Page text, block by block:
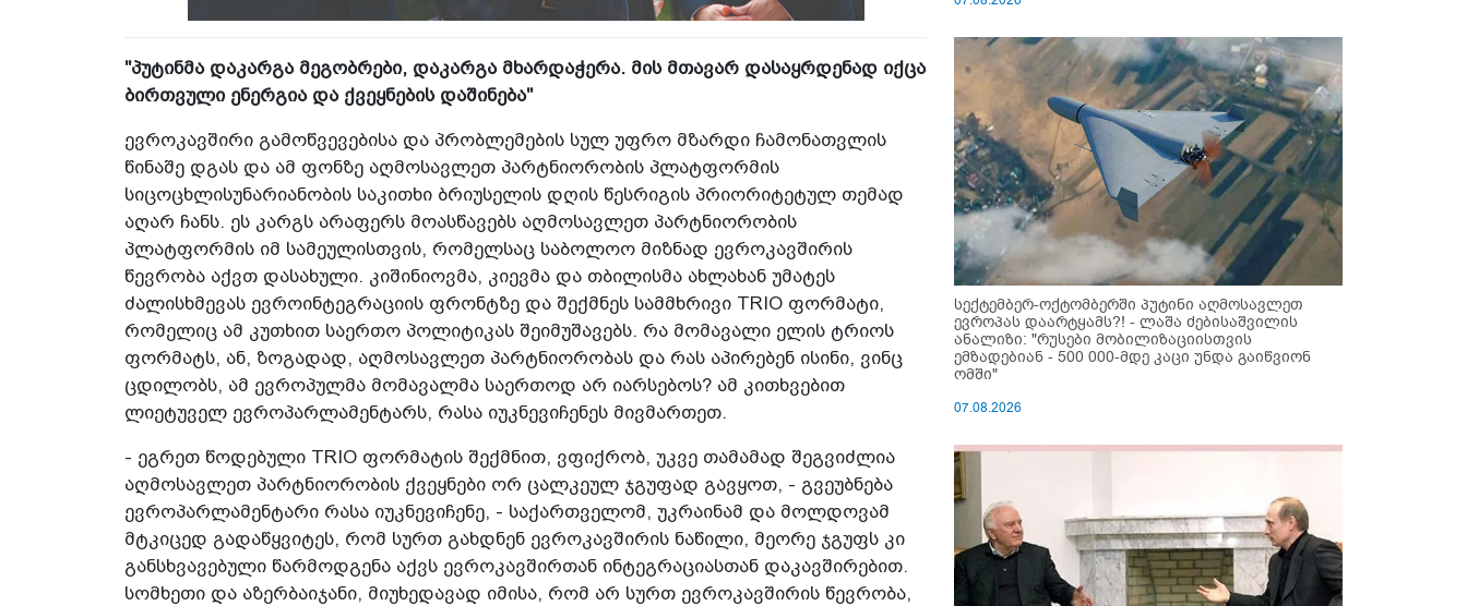
"პუტინმა დაკარგა მეგობრები, დაკარგა მხარდაჭერა. მის მთავარ დასაყრდენად იქცა
ბირთვული ენერგია და ქვეყნების დაშინება"
ევროკავშირი გამოწვევებისა და პრობლემების სულ უფრო მზარდი ჩამონათვლის
წინაშე დგას და ამ ფონზე აღმოსავლეთ პარტნიორობის პლატფორმის
სიცოცხლისუნარიანობის საკითხი ბრიუსელის დღის წესრიგის პრიორიტეტულ თემად
აღარ ჩანს. ეს კარგს არაფერს მოასწავებს აღმოსავლეთ პარტნიორობის
პლატფორმის იმ სამეულისთვის, რომელსაც საბოლოო მიზნად ევროკავშირის
წევრობა აქვთ დასახული. კიშინიოვმა, კიევმა და თბილისმა ახლახან უმატეს
ძალისხმევას ევროინტეგრაციის ფრონტზე და შექმნეს სამმხრივი TRIO ფორმატი,
რომელიც ამ კუთხით საერთო პოლიტიკას შეიმუშავებს. რა მომავალი ელის ტრიოს
ფორმატს, ან, ზოგადად, აღმოსავლეთ პარტნიორობას და რას აპირებენ ისინი, ვინც
ცდილობს, ამ ევროპულმა მომავალმა საერთოდ არ იარსებოს? ამ კითხვებით
ლიეტუველ ევროპარლამენტარს, რასა იუკნევიჩენეს მივმართეთ.
- ეგრეთ წოდებული TRIO ფორმატის შექმნით, ვფიქრობ, უკვე თამამად შეგვიძლია
აღმოსავლეთ პარტნიორობის ქვეყნები ორ ცალკეულ ჯგუფად გავყოთ, - გვეუბნება
ევროპარლამენტარი რასა იუკნევიჩენე, - საქართველომ, უკრაინამ და მოლდოვამ
მტკიცედ გადაწყვიტეს, რომ სურთ გახდნენ ევროკავშირის ნაწილი, მეორე ჯგუფს კი
განსხვავებული წარმოდგენა აქვს ევროკავშირთან ინტეგრაციასთან დაკავშირებით.
სომხეთი და აზერბაიჯანი, მიუხედავად იმისა, რომ არ სურთ ევროკავშირის წევრობა,
სექტემბერ-ოქტომბერში პუტინი აღმოსავლეთ
ევროპას დაარტყამს?! - ლაშა ძებისაშვილის
ანალიზი: "რუსები მობი­ლიზაციისთვის
ემზადებიან - 500 000-მდე კაცი უნდა გაიწვიონ
ომში"
07.08.2026